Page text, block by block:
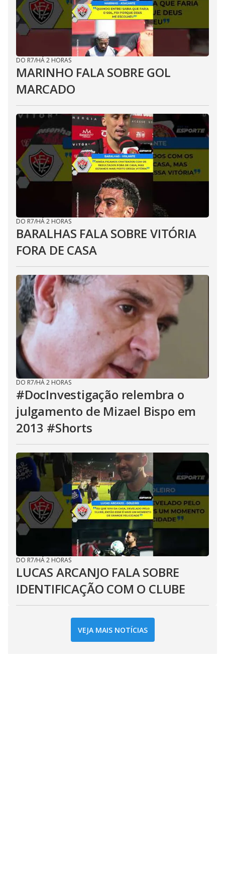
DO R7/HÁ 2 HORAS
MARINHO FALA SOBRE GOL
MARCADO
DO R7/HÁ 2 HORAS
BARALHAS FALA SOBRE VITÓRIA
FORA DE CASA
DO R7/HÁ 2 HORAS
#DocInvestigação relembra o
julgamento de Mizael Bispo em
2013 #Shorts
DO R7/HÁ 2 HORAS
LUCAS ARCANJO FALA SOBRE
IDENTIFICAÇÃO COM O CLUBE
VEJA MAIS NOTÍCIAS